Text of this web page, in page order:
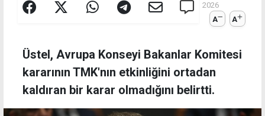
2026
A
A
Üstel, Avrupa Konseyi Bakanlar Komitesi
kararının TMK'nın etkinliğini ortadan
kaldıran bir karar olmadığını belirtti.